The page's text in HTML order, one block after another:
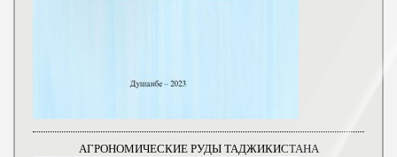
АГРОНОМИЧЕСКИЕ РУДЫ ТАДЖИКИСТАНА